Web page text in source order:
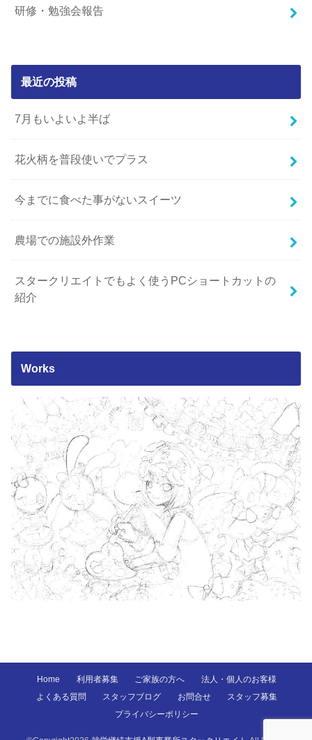
研修・勉強会報告
最近の投稿
7月もいよいよ半ば
花火柄を普段使いでプラス
今までに食べた事がないスイーツ
農場での施設外作業
スタークリエイトでもよく使うPCショートカットの
紹介
Works
Home 利用者募集 ご家族の方へ
法人・個人のお客様
よくある質問
スタッフブログ お問合せ
スタッフ募集
プライバシーポリシー